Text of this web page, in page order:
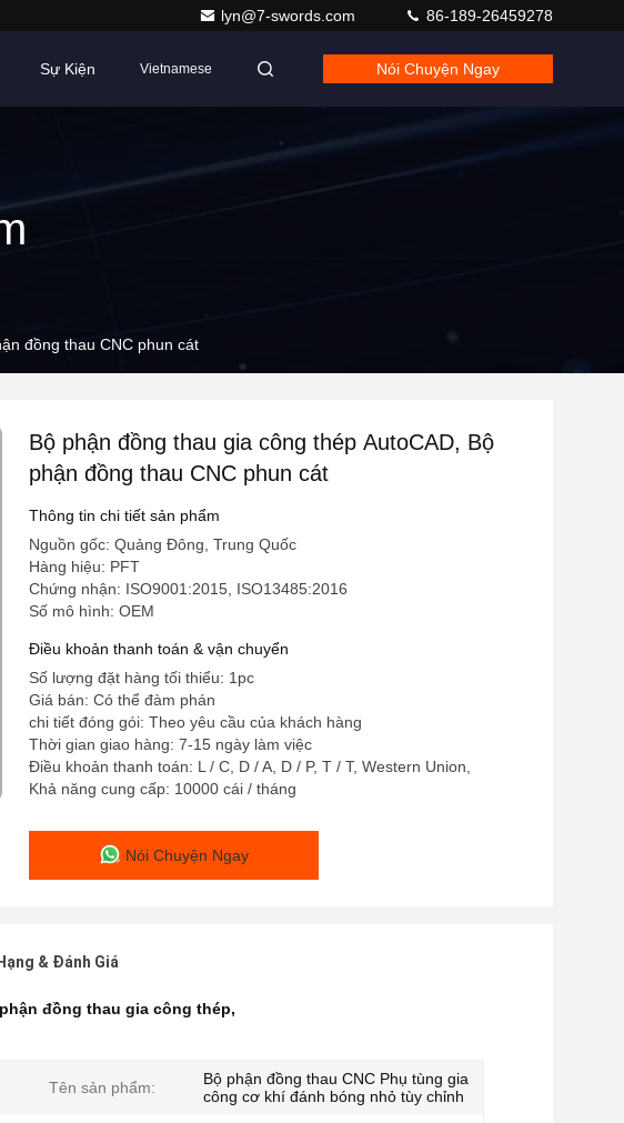
lyn@7-swords.com 86-189-26459278
Sự Kiện Vietnamese Nói Chuyện Ngay
đồng thau CNC phun cát
Bộ phận đồng thau gia công thép AutoCAD, Bộ
phận đồng thau CNC phun cát
Thông tin chi tiết sản phẩm
Nguồn gốc: Quảng Đông, Trung Quốc
Hàng hiệu: PFT
Chứng nhận: ISO9001:2015, ISO13485:2016
Số mô hình: OEM
Điều khoản thanh toán & vận chuyển
Số lượng đặt hàng tối thiểu: 1pc
Giá bán: Có thể đàm phán
chi tiết đóng gói: Theo yêu cầu của khách hàng
Thời gian giao hàng: 7-15 ngày làm việc
Điều khoản thanh toán: L / C, D / A, D / P, T / T, Western Union,
Khả năng cung cấp: 10000 cái / tháng
Nói Chuyện Ngay
& Đánh Giá
đồng thau gia công thép,
Tên sản phẩm:
Bộ phận đồng thau CNC Phụ tùng gia
công cơ khí đánh bóng nhỏ tùy chỉnh